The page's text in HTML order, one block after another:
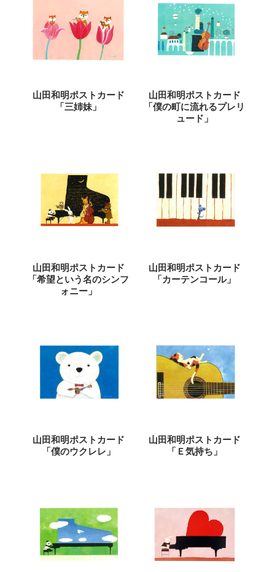
山田和明ポストカード
「三姉妹」
山田和明ポストカード
「僕の町に流れるプレリ
ュード」
山田和明ポストカード
「希望という名のシンフ
ォニー」
山田和明ポストカード
「カーテンコール」
山田和明ポストカード
「僕のウクレレ」
山田和明ポストカード
「Ｅ気持ち」